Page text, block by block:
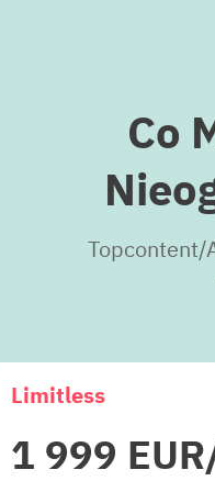
Co
Topcontent/
Limitless
1 999 EUR